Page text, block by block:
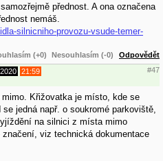
přednost. A ona označena
nemáš.
silnicniho-provozu-vsude-temer-
(+0) Nesouhlasím (-0) Odpovědět
21:59 #47
Křižovatka je místo, kde se
jedná např. o soukromé parkoviště,
na silnici z místa mimo
viz technická dokumentace